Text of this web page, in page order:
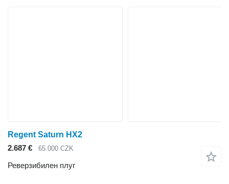
Regent Saturn HX2
2.687 €
65.000 CZK
Реверзибилен плуг